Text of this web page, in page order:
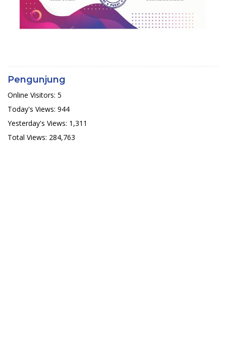
Pengunjung
Online Visitors: 5
Today's Views: 944
Yesterday's Views: 1,311
Total Views: 284,763